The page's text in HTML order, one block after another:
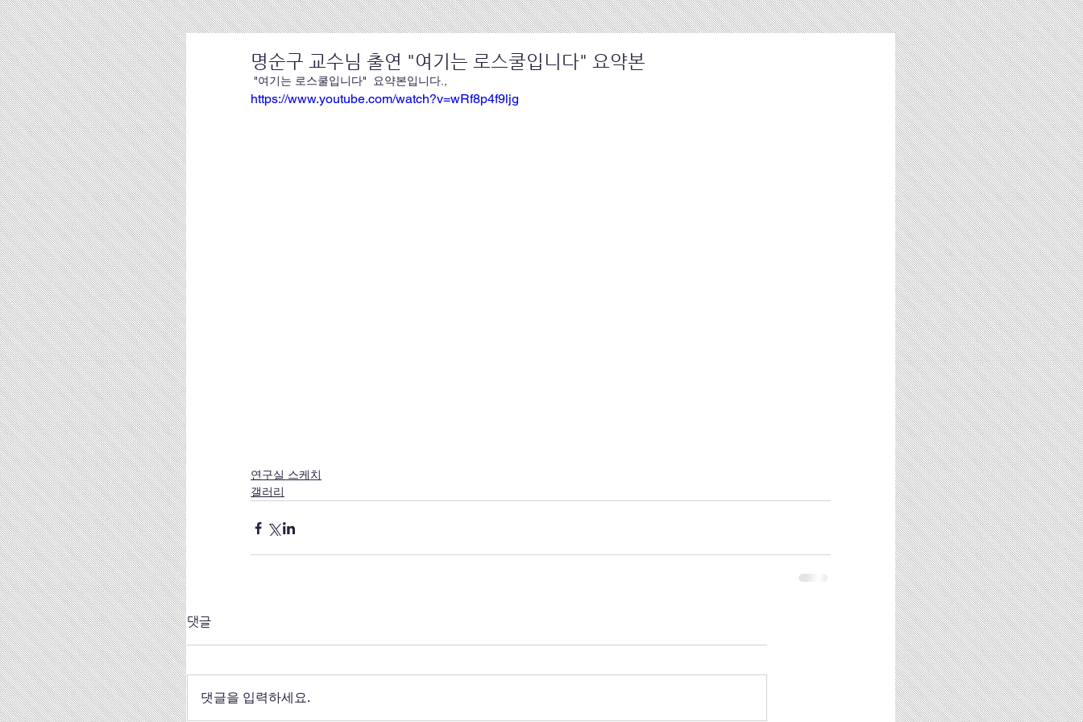
명순구 교수님 출연 "여기는 로스쿨입니다" 요약본
"여기는 로스쿨입니다"  요약본입니다.,
https://www.youtube.com/watch?v=wRf8p4f9ljg
연구실 스케치
갤러리
댓글
댓글을 입력하세요.